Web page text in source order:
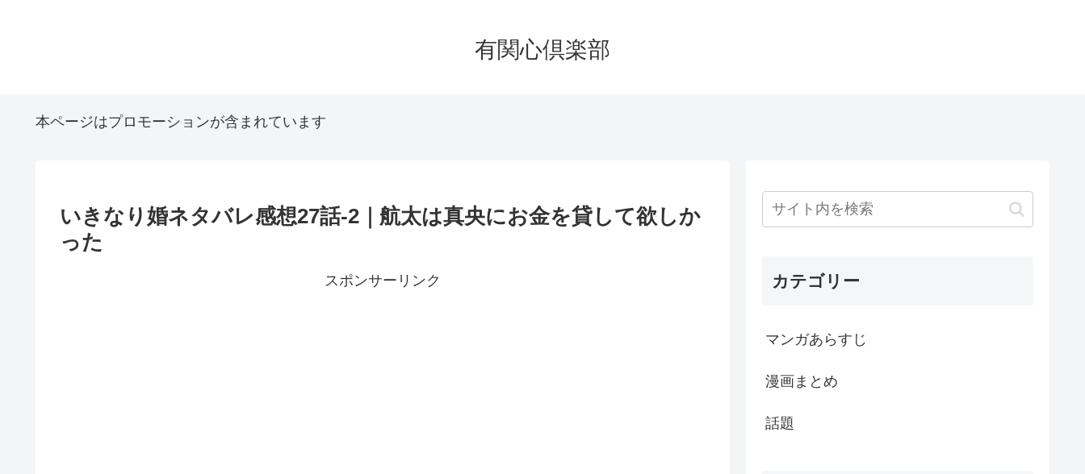
有関心倶楽部
本ページはプロモーションが含まれています
いきなり婚ネタバレ感想27話-2｜航太は真央にお金を貸して欲しか
った
スポンサーリンク カテゴリー
マンガあらすじ
漫画まとめ
話題